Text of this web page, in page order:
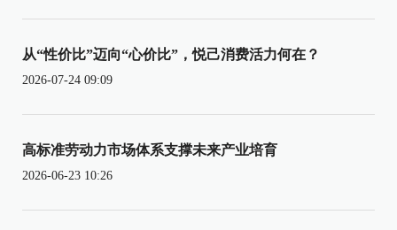
从“性价比”迈向“心价比”，悦己消费活力何在？
2026-07-24 09:09
高标准劳动力市场体系支撑未来产业培育
2026-06-23 10:26